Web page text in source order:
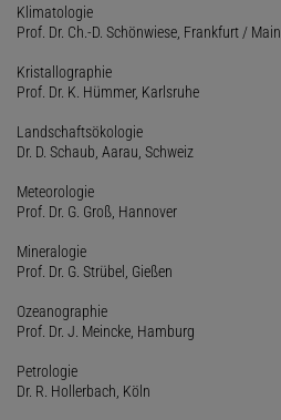
Klimatologie
Prof. Dr. Ch.-D. Schönwiese, Frankfurt / Main
Kristallographie
Prof. Dr. K. Hümmer, Karlsruhe
Landschaftsökologie
Dr. D. Schaub, Aarau, Schweiz
Meteorologie
Prof. Dr. G. Groß, Hannover
Mineralogie
Prof. Dr. G. Strübel, Gießen
Ozeanographie
Prof. Dr. J. Meincke, Hamburg
Petrologie
Dr. R. Hollerbach, Köln